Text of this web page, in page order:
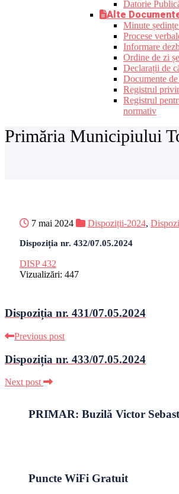
Datorie
Alte
Minute
Procese
Informare
Ordine de zi
Declarații de
Documente
Registrul
Registrul
normativ
Primăria Municipiului
7 mai 2024 Dispoziții-2024,
Dispoziția nr. 432/07.05.2024
DISP 432
Vizualizări: 447
Dispoziția nr. 431/07.05.2024
Previous post
Dispoziția nr. 433/07.05.2024
Next post
PRIMAR: Buzilă Victor
Puncte WiFi Gratuit